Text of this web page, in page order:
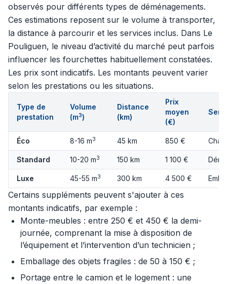
observés pour différents types de déménagements.
Ces estimations reposent sur le volume à transporter,
la distance à parcourir et les services inclus. Dans Le
Pouliguen, le niveau d’activité du marché peut parfois
influencer les fourchettes habituellement constatées.
Les prix sont indicatifs. Les montants peuvent varier
selon les prestations ou les situations.
Type de
prestation
Volume
(m3)
Distance
(km)
Prix
moyen
(€)
Éco 8-16 m3 45 km 850 €
Standard 10-20 m3 150 km 1 100 €
Luxe 45-55 m3 300 km 4 500 €
Certains suppléments peuvent s'ajouter à ces
montants indicatifs, par exemple :
Monte-meubles : entre 250 € et 450 € la demi-
journée, comprenant la mise à disposition de
l’équipement et l’intervention d’un technicien ;
Emballage des objets fragiles : de 50 à 150 € ;
Portage entre le camion et le logement : une